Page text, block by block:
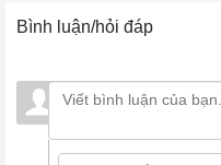
Bình luận/hỏi đáp